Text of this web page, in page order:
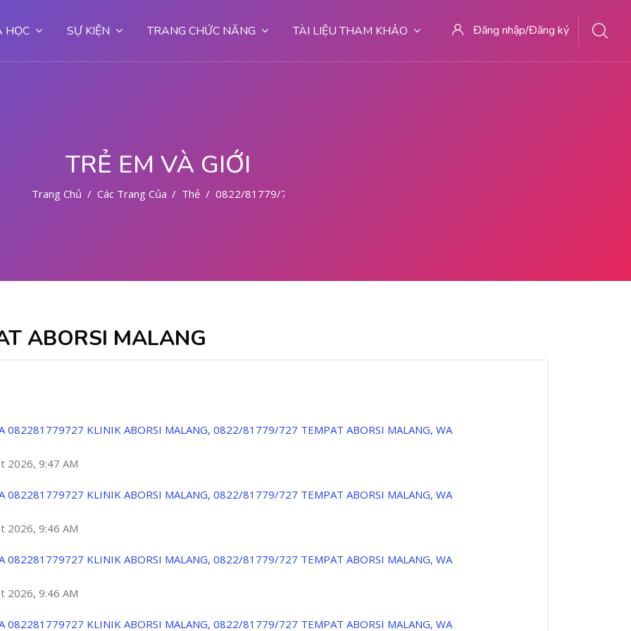
HỌC SỰ KIỆN TRANG CHỨC NĂNG TÀI LIỆU THAM KHẢO Đăng nhập/Đăng ký
TRẺ EM VÀ GIỚI
Trang Chủ Các Trang Của Hệ Thống
Thẻ 0822/81779/727 TEMPAT ABORSI MALANG
ABORSI MALANG
082281779727 KLINIK ABORSI MALANG, 0822/81779/727 TEMPAT ABORSI MALANG, WA
2026, 9:47 AM
082281779727 KLINIK ABORSI MALANG, 0822/81779/727 TEMPAT ABORSI MALANG, WA
2026, 9:46 AM
082281779727 KLINIK ABORSI MALANG, 0822/81779/727 TEMPAT ABORSI MALANG, WA
2026, 9:46 AM
082281779727 KLINIK ABORSI MALANG, 0822/81779/727 TEMPAT ABORSI MALANG, WA